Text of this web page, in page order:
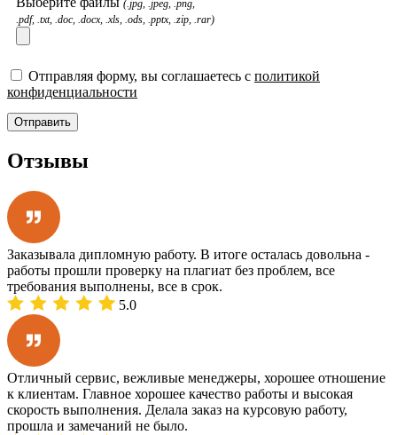
(.jpg, .jpeg, .png,
.pdf, .txt, .doc, .docx, .xls, .ods, .pptx, .zip, .rar)
Отправляя форму, вы соглашаетесь с политикой
конфиденциальности
Отправить
Отзывы
Заказывала дипломную работу. В итоге осталась довольна -
работы прошли проверку на плагиат без проблем, все
требования выполнены, все в срок.
5.0
Отличный сервис, вежливые менеджеры, хорошее отношение
к клиентам. Главное хорошее качество работы и высокая
скорость выполнения. Делала заказ на курсовую работу,
прошла и замечаний не было.